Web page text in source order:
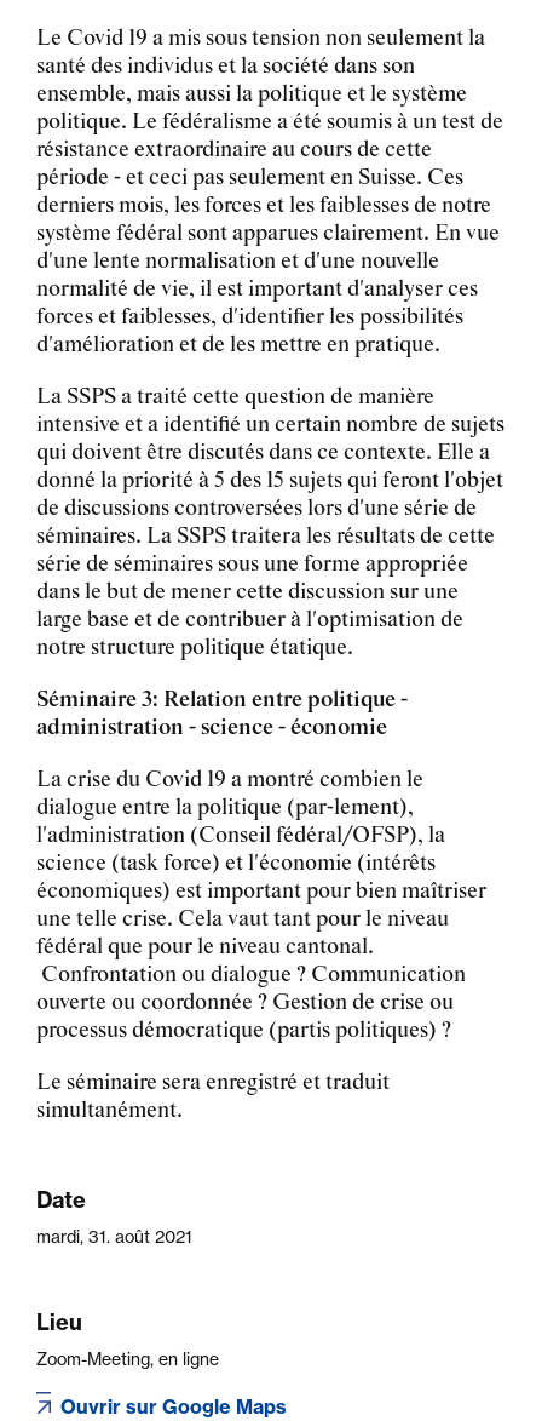
Le Covid 19 a mis sous tension non seulement la
santé des individus et la société dans son
ensemble, mais aussi la politique et le système
politique. Le fédéralisme a été soumis à un test de
résistance extraordinaire au cours de cette
période - et ceci pas seulement en Suisse. Ces
derniers mois, les forces et les faiblesses de notre
système fédéral sont apparues clairement. En vue
d'une lente normalisation et d'une nouvelle
normalité de vie, il est important d'analyser ces
forces et faiblesses, d'identifier les possibilités
d'amélioration et de les mettre en pratique.
La SSPS a traité cette question de manière
intensive et a identifié un certain nombre de sujets
qui doivent être discutés dans ce contexte. Elle a
donné la priorité à 5 des 15 sujets qui feront l'objet
de discussions controversées lors d'une série de
séminaires. La SSPS traitera les résultats de cette
série de séminaires sous une forme appropriée
dans le but de mener cette discussion sur une
large base et de contribuer à l'optimisation de
notre structure politique étatique.
Séminaire 3: Relation entre politique -
administration - science - économie
La crise du Covid 19 a montré combien le
dialogue entre la politique (par-lement),
l'administration (Conseil fédéral/OFSP), la
science (task force) et l'économie (intérêts
économiques) est important pour bien maîtriser
une telle crise. Cela vaut tant pour le niveau
fédéral que pour le niveau cantonal.
Confrontation ou dialogue ? Communication
ouverte ou coordonnée ? Gestion de crise ou
processus démocratique (partis politiques) ?
Le séminaire sera enregistré et traduit
simultanément.
Date
mardi, 31. août 2021
Lieu
Zoom-Meeting, en ligne
Ouvrir sur Google Maps